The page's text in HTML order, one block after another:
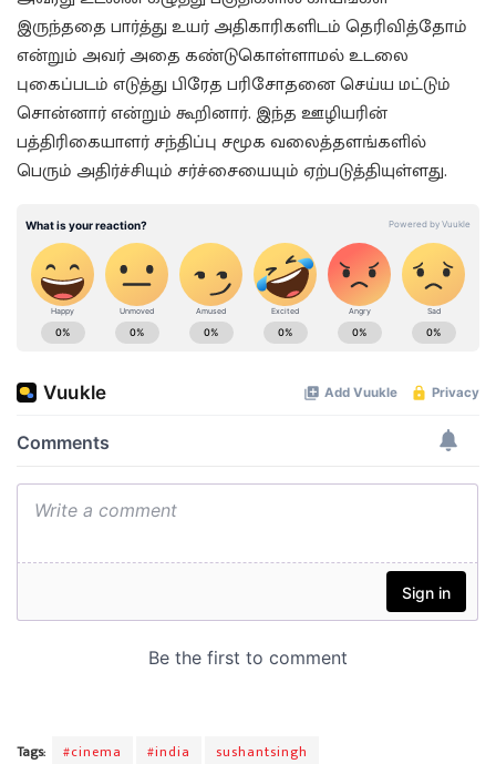
இருந்ததை பார்த்து உயர் அதிகாரிகளிடம் தெரிவித்தோம்
என்றும் அவர் அதை கண்டுகொள்ளாமல் உடலை
புகைப்படம் எடுத்து பிரேத பரிசோதனை செய்ய மட்டும்
சொன்னார் என்றும் கூறினார். இந்த ஊழியரின்
பத்திரிகையாளர் சந்திப்பு சமூக வலைத்தளங்களில்
பெரும் அதிர்ச்சியும் சர்ச்சையையும் ஏற்படுத்தியுள்ளது.
Tags: #cinema #india sushantsingh